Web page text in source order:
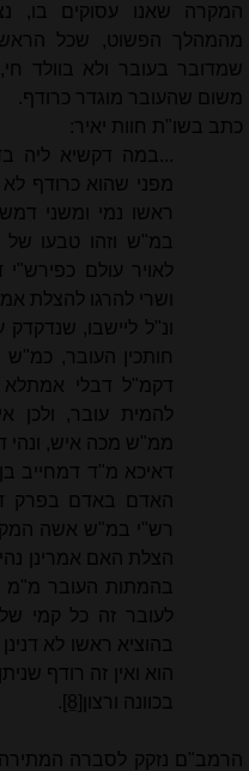
המקרה שאנו עסוקים בו,
מהמהלך הפשוט, שכל
שמדובר בעובר ולא בוולד
משום שהעובר מוגדר כרודף.
כתב בשו"ת חוות יאיר:
...במה דקשיא ליה
מפני שהוא כרודף
ראשו נמי ומשני
במ"ש וזהו טבעו של
לאויר עולם
ושרי להרגו להצלת
ונ"ל ליישבו,
חותכין העובר,
דקמ"ל דבלי אמתלא
להמית עובר, ולכן
ממ"ש מכה איש, ונהי
דאיכא מ"ד דמחייב
האדם באדם בפרק
רש"י במ"ש אשה
הצלת האם אמרינן
בהמתות העובר מ"מ
לעובר זה כל קמי
בהוציא ראשו לא
הוא ואין זה רודף
בכוונה ורצון
[8]
.
הרמב"ם נזקק לסברה